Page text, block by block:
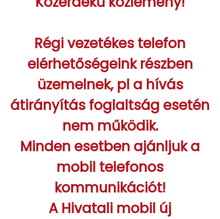
Régi vezetékes telefon
elérhetőségeink részben
üzemelnek, pl a hívás
átirányítás foglaltság esetén
nem működik.
Minden esetben ajánljuk a
mobil telefonos
kommunikációt!
A Hivatali mobil új